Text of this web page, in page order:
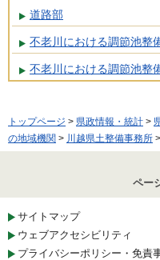
道路部
不老川における調節池整
不老川における調節池整
トップページ > 県政情報・統計 >
の地域機関 > 川越県土整備事務所
ペー
サイトマップ
ウェブアクセシビリティ
プライバシーポリシー・免責